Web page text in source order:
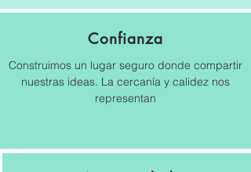
Confianza
Construimos un lugar seguro donde compartir
nuestras ideas. La cercanía y calidez nos
representan